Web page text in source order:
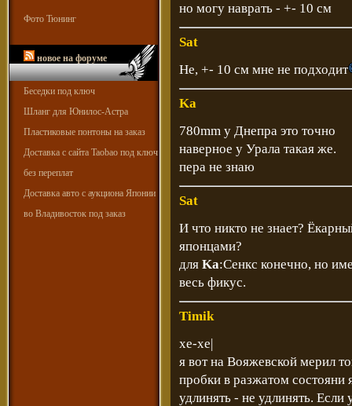
Фото Тюнинг
новое на форуме
Беседки под ключ
Шланг для Юнилос-Астра
Пластиковые понтоны на заказ
Доставка с сайта Taobao под ключ
без переплат
Доставка авто с аукциона Японии
во Владивосток под заказ
но могу наврать - +- 10 см
Sat
Не, +- 10 см мне не подходит
Ka
780mm у Днепра это точно
наверное у Урала такая же.
пера не знаю
Sat
И что никто не знает?
японцами?
для Ka:Сенкс конечно, но
весь фикус.
Timik
хе-хе|
я вот на Вояжевской мерил
пробки в разжатом
удлинять - не удлинять. Если